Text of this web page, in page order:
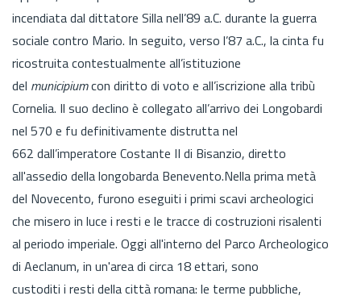
incendiata dal dittatore Silla nell’89 a.C. durante la guerra
sociale contro Mario. In seguito, verso l’87 a.C., la cinta fu
ricostruita contestualmente all’istituzione
del municipiumcon diritto di voto e all’iscrizione alla tribù
Cornelia. Il suo declino è collegato all’arrivo dei Longobardi
nel 570 e fu definitivamente distrutta nel
662 dall’imperatore Costante II di Bisanzio, diretto
all'assedio della longobarda Benevento.Nella prima metà
del Novecento, furono eseguiti i primi scavi archeologici
che misero in luce i resti e le tracce di costruzioni risalenti
al periodo imperiale. Oggi all'interno del Parco Archeologico
di Aeclanum, in un'area di circa 18 ettari, sono
custoditi i resti della città romana: le terme pubbliche,